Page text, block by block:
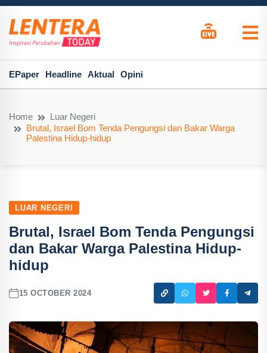
EPaper Headline Aktual Opini
Home
Luar Negeri
Brutal, Israel Bom Tenda Pengungsi dan Bakar Warga
Palestina Hidup-hidup
LUAR NEGERI
Brutal, Israel Bom Tenda Pengungsi
dan Bakar Warga Palestina Hidup-
hidup
15 OCTOBER 2024